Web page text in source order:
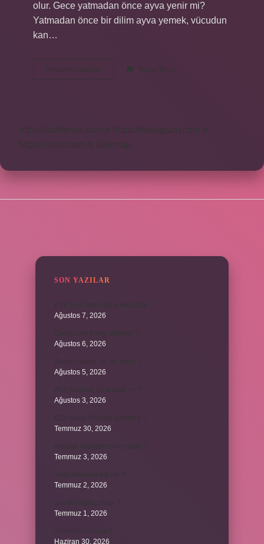
olur. Gece yatmadan önce ayva yenir mi?
Yatmadan önce bir dilim ayva yemek, vücudun
kan…
Devamını okuyun
Metabolizmayı
Yorum Bırak
https://safderun.com.tr
https://sokoglam.com.tr
https://sinto.com.tr
Sitemap
SON YAZILAR
Ağustos 7, 2026
Ağustos 6, 2026
Ağustos 5, 2026
Ağustos 3, 2026
Temmuz 30, 2026
Temmuz 3, 2026
Temmuz 2, 2026
Temmuz 1, 2026
Haziran 30, 2026